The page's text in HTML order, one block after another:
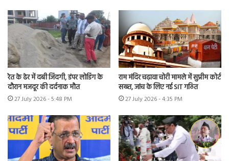
रेत के ढेर में दबी जिंदगी, डंपर लोडिंग के
दौरान मजदूर की दर्दनाक मौत
27 July 2026 - 5:48 PM
राम मंदिर चढ़ावा चोरी मामले में सुप्रीम कोर्ट
सख्त, जांच के लिए नई SIT गठित
27 July 2026 - 4:35 PM